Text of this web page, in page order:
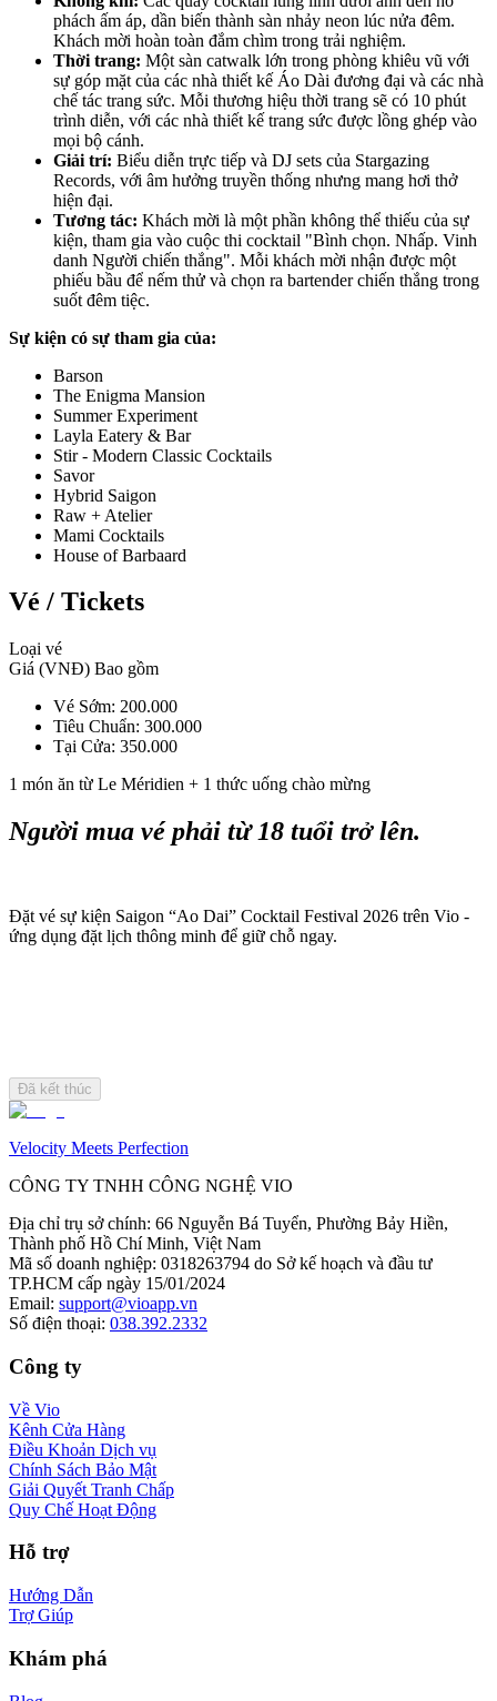
phách ấm áp, dần biến thành sàn nhảy neon lúc nửa đêm.
Khách mời hoàn toàn đắm chìm trong trải nghiệm.
Thời trang: Một sàn catwalk lớn trong phòng khiêu vũ với
sự góp mặt của các nhà thiết kế Áo Dài đương đại và các nhà
chế tác trang sức. Mỗi thương hiệu thời trang sẽ có 10 phút
trình diễn, với các nhà thiết kế trang sức được lồng ghép vào
mọi bộ cánh.
Giải trí: Biểu diễn trực tiếp và DJ sets của Stargazing
Records, với âm hưởng truyền thống nhưng mang hơi thở
hiện đại.
Tương tác: Khách mời là một phần không thể thiếu của sự
kiện, tham gia vào cuộc thi cocktail "Bình chọn. Nhấp. Vinh
danh Người chiến thắng". Mỗi khách mời nhận được một
phiếu bầu để nếm thử và chọn ra bartender chiến thắng trong
suốt đêm tiệc.
Sự kiện có sự tham gia của:
Barson
The Enigma Mansion
Summer Experiment
Layla Eatery & Bar
Stir - Modern Classic Cocktails
Savor
Hybrid Saigon
Raw + Atelier
Mami Cocktails
House of Barbaard
Vé / Tickets
Loại vé
Giá (VNĐ) Bao gồm
Vé Sớm: 200.000
Tiêu Chuẩn: 300.000
Tại Cửa: 350.000
1 món ăn từ Le Méridien + 1 thức uống chào mừng
Người mua vé phải từ 18 tuổi trở lên.
Đặt vé sự kiện Saigon “Ao Dai” Cocktail Festival 2026 trên Vio -
ứng dụng đặt lịch thông minh để giữ chỗ ngay.
Đã kết thúc
Velocity Meets Perfection
CÔNG TY TNHH CÔNG NGHỆ VIO
Địa chỉ trụ sở chính: 66 Nguyễn Bá Tuyển, Phường Bảy Hiền,
Thành phố Hồ Chí Minh, Việt Nam
Mã số doanh nghiệp: 0318263794 do Sở kế hoạch và đầu tư
TP.HCM cấp ngày 15/01/2024
Email: support@vioapp.vn
Số điện thoại: 038.392.2332
Công ty
Về Vio
Kênh Cửa Hàng
Điều Khoản Dịch vụ
Chính Sách Bảo Mật
Giải Quyết Tranh Chấp
Quy Chế Hoạt Động
Hỗ trợ
Hướng Dẫn
Trợ Giúp
Khám phá